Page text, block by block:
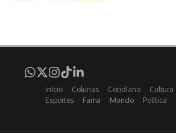
Início Colunas Cotidiano Cultura
Esportes
Fama Mundo Política